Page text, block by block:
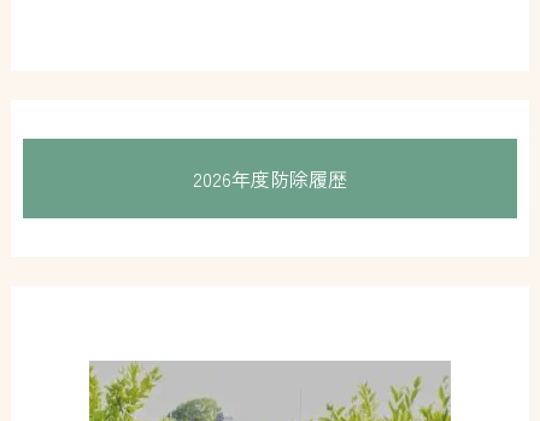
2026年度防除履歴